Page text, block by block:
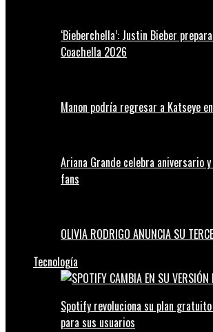
‘Bieberchella’: Justin Bieber
Coachella 2026
Manon podría regresar a Katseye
Ariana Grande celebra aniversario
fans
OLIVIA RODRIGO ANUNCIA SU
Tecnología
Spotify revoluciona su plan
para sus usuarios